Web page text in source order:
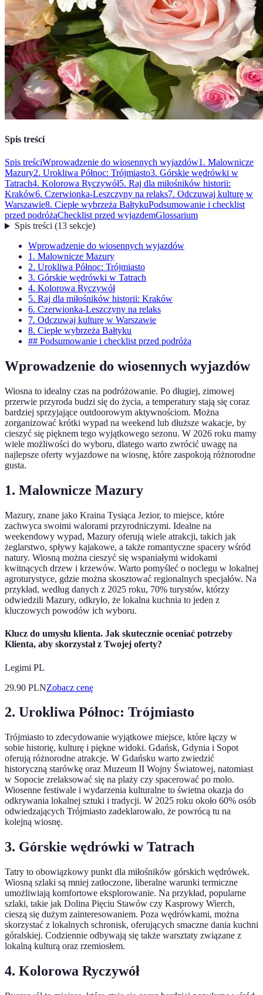
Spis treści
Spis treściWprowadzenie do wiosennych wyjazdów1. Malownicze
Mazury2. Urokliwa Północ: Trójmiasto3. Górskie wędrówki w
Tatrach4. Kolorowa Ryczywół5. Raj dla miłośników historii:
Kraków6. Czerwionka-Leszczyny na relaks7. Odczuwaj kulturę w
Warszawie8. Ciepłe wybrzeża BałtykuPodsumowanie i checklist
przed podróżąChecklist przed wyjazdemGlossarium
Spis treści(13 sekcje)
Wprowadzenie do wiosennych wyjazdów
1. Malownicze Mazury
2. Urokliwa Północ: Trójmiasto
3. Górskie wędrówki w Tatrach
4. Kolorowa Ryczywół
5. Raj dla miłośników historii: Kraków
6. Czerwionka-Leszczyny na relaks
7. Odczuwaj kulturę w Warszawie
8. Ciepłe wybrzeża Bałtyku
## Podsumowanie i checklist przed podróżą
Wprowadzenie do wiosennych wyjazdów
Wiosna to idealny czas na podróżowanie. Po długiej, zimowej
przerwie przyroda budzi się do życia, a temperatury stają się coraz
bardziej sprzyjające outdoorowym aktywnościom. Można
zorganizować krótki wypad na weekend lub dłuższe wakacje, by
cieszyć się pięknem tego wyjątkowego sezonu. W 2026 roku mamy
wiele możliwości do wyboru, dlatego warto zwrócić uwagę na
najlepsze oferty wyjazdowe na wiosnę, które zaspokoją różnorodne
gusta.
1. Malownicze Mazury
Mazury, znane jako Kraina Tysiąca Jezior, to miejsce, które
zachwyca swoimi walorami przyrodniczymi. Idealne na
weekendowy wypad, Mazury oferują wiele atrakcji, takich jak
żeglarstwo, spływy kajakowe, a także romantyczne spacery wśród
natury. Wiosną można cieszyć się wspaniałymi widokami
kwitnących drzew i krzewów. Warto pomyśleć o noclegu w lokalnej
agroturystyce, gdzie można skosztować regionalnych specjałów. Na
przykład, według danych z 2025 roku, 70% turystów, którzy
odwiedzili Mazury, odkryło, że lokalna kuchnia to jeden z
kluczowych powodów ich wyboru.
Klucz do umysłu klienta. Jak skutecznie oceniać potrzeby
Klienta, aby skorzystał z Twojej oferty?
Legimi PL
29.90 PLNZobacz cenę
2. Urokliwa Północ: Trójmiasto
Trójmiasto to zdecydowanie wyjątkowe miejsce, które łączy w
sobie historię, kulturę i piękne widoki. Gdańsk, Gdynia i Sopot
oferują różnorodne atrakcje. W Gdańsku warto zwiedzić
historyczną starówkę oraz Muzeum II Wojny Światowej, natomiast
w Sopocie zrelaksować się na plaży czy spacerować po molo.
Wiosenne festiwale i wydarzenia kulturalne to świetna okazja do
odkrywania lokalnej sztuki i tradycji. W 2025 roku około 60% osób
odwiedzających Trójmiasto zadeklarowało, że powrócą tu na
kolejną wiosnę.
3. Górskie wędrówki w Tatrach
Tatry to obowiązkowy punkt dla miłośników górskich wędrówek.
Wiosną szlaki są mniej zatłoczone, liberalne warunki termiczne
umożliwiają komfortowe eksplorowanie. Na przykład, popularne
szlaki, takie jak Dolina Pięciu Stawów czy Kasprowy Wierch,
cieszą się dużym zainteresowaniem. Poza wędrówkami, można
skorzystać z lokalnych schronisk, oferujących smaczne dania kuchni
góralskiej. Codziennie odbywają się także warsztaty związane z
lokalną kulturą oraz rzemiosłem.
4. Kolorowa Ryczywół